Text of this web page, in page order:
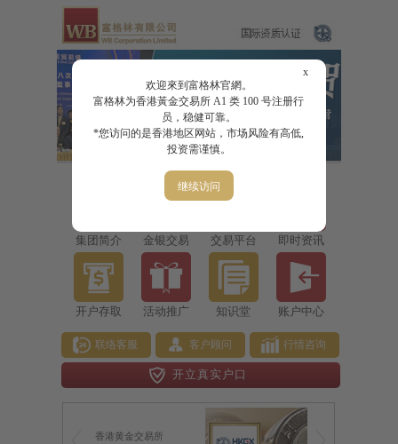
x
欢迎來到富格林官網。
富格林为香港黃金交易所 A1 类 100 号注册行
员，稳健可靠。
*您访问的是香港地区网站，市场风险有高低,
投资需谨慎。
继续访问
集团简介 金银交易 交易平台 即时资讯
开户存取 活动推广 知识堂 账户中心
联络客服 客户顾问 行情咨询
开立真实户口
香港黄金交易所